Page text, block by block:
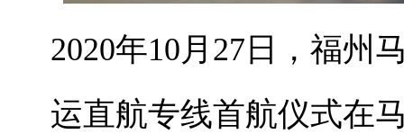
2020年10月27日，福
运直航专线首航仪式在